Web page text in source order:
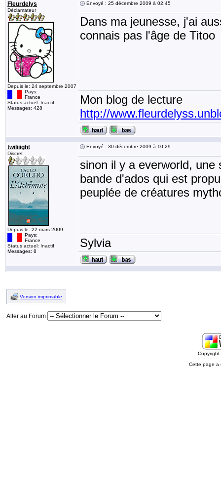
Fleurdelys
Déclamateur
Depuis le: 24 septembre 2007
Pays:
France
Status actuel: Inactif
Messages: 428
Envoyé : 25 décembre 2009 à 02:45
Dans ma jeunesse, j'ai
connais pas l'âge de Titoo
Mon blog de lecture
http://
twiliiight
Discret
Depuis le: 22 mars 2009
Pays:
France
Status actuel: Inactif
Messages: 8
Envoyé : 30 décembre 2009 à 10:29
sinon il y a everworld,
bande d'ados qui est
peuplée de créatures
Sylvia
Version imprimable
Aller au Forum
Cette page a